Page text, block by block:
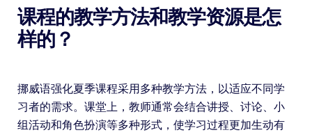
课程的教学方法和教学资源是怎
样的？
挪威语强化夏季课程采用多种教学方法，以适应不同学
习者的需求。课堂上，教师通常会结合讲授、讨论、小
组活动和角色扮演等多种形式，使学习过程更加生动有